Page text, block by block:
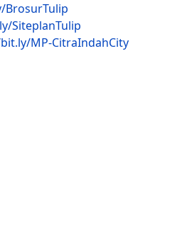
SiteplanTulip
MP-CitraIndahCity